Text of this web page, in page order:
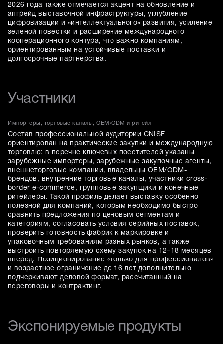
2026 года также отмечается акцент на обновление и
апгрейд выставочной инфраструктуры, углубление
цифровизации и «интеллектуального» развития, усиление
зеленой повестки и расширение международного
кооперационного контура, что важно компаниям,
ориентированным на устойчивые поставки и
долгосрочные партнерства.
Участники
Импортеры, торговые каналы, OEM/ODM и ритейл
Состав профессиональной аудитории CNISF
ориентирован на практические закупки и международную
торговлю: в перечне ключевых посетителей указаны
зарубежные импортеры, зарубежные закупочные агенты,
внешнеторговые компании, владельцы OEM/ODM-
брендов, внутренние торговые каналы, участники cross-
border e-commerce, групповые закупщики и конечные
ритейлеры. Такой профиль делает выставку особенно
полезной для компаний, которым необходимо быстро
сравнить предложения по ценовым сегментам и
категориям, согласовать условия серийных поставок,
проверить готовность фабрик к маркировке и
упаковочным требованиям разных рынков, а также
выстроить повторяемую схему закупок на 12–18 месяцев
вперед. Позиционирование «только для профессионалов»
и возрастное ограничение до 16 лет дополнительно
подчеркивают деловой формат, рассчитанный на
переговоры и контрактинг.
Экспонируемые продукты